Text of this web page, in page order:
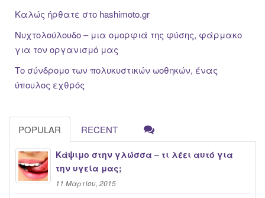
Καλώς ήρθατε στο hashimoto.gr
Νυχτολούλουδο – μια ομορφιά της φύσης, φάρμακο
για τον οργανισμό μας
Το σύνδρομο των πολυκυστικών ωοθηκών, ένας
ύπουλος εχθρός
POPULAR RECENT
Κάψιμο στην γλώσσα – τι λέει αυτό για
την υγεία μας;
11 Μαρτίου, 2015